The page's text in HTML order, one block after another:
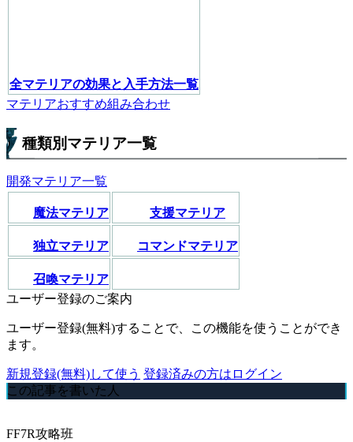
全マテリアの効果と入手方法一覧
マテリアおすすめ組み合わせ
種類別マテリア一覧
開発マテリア一覧
魔法マテリア 支援マテリア
独立マテリア コマンドマテリア
召喚マテリア
ユーザー登録のご案内
ユーザー登録(無料)することで、この機能を使うことができ
ます。
新規登録(無料)して使う 登録済みの方はログイン
この記事を書いた人
FF7R攻略班